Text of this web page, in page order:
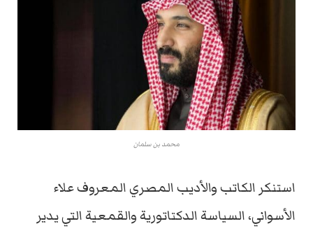
محمد بن سلمان
استنكر الكاتب والأديب المصري المعروف علاء
الأسواني، السياسة الدكتاتورية والقمعية التي يدير